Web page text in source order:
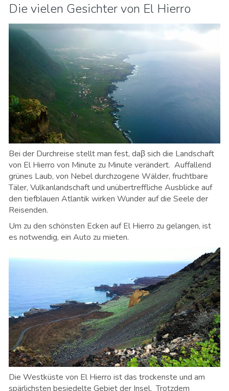
Die vielen Gesichter von El Hierro
Bei der Durchreise stellt man fest, daβ sich die Landschaft
von El Hierro von Minute zu Minute verändert. Auffallend
grünes Laub, von Nebel durchzogene Wälder, fruchtbare
Täler, Vulkanlandschaft und unübertreffliche Ausblicke auf
den tiefblauen Atlantik wirken Wunder auf die Seele der
Reisenden.
Um zu den schönsten Ecken auf El Hierro zu gelangen, ist
es notwendig, ein Auto zu mieten.
Die Westküste von El Hierro ist das trockenste und am
spärlichsten besiedelte Gebiet der Insel. Trotzdem